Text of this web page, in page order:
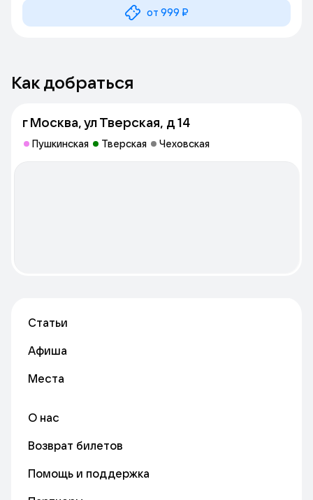
от 999 ₽
Как добраться
г Москва, ул Тверская, д 14
Пушкинская Тверская Чеховская
Статьи
Афиша
Места
О нас
Возврат билетов
Помощь и поддержка